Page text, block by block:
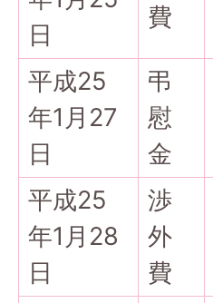
日
費
平成25
年1月27
日
弔
慰
金
平成25
年1月28
日
渉
外
費